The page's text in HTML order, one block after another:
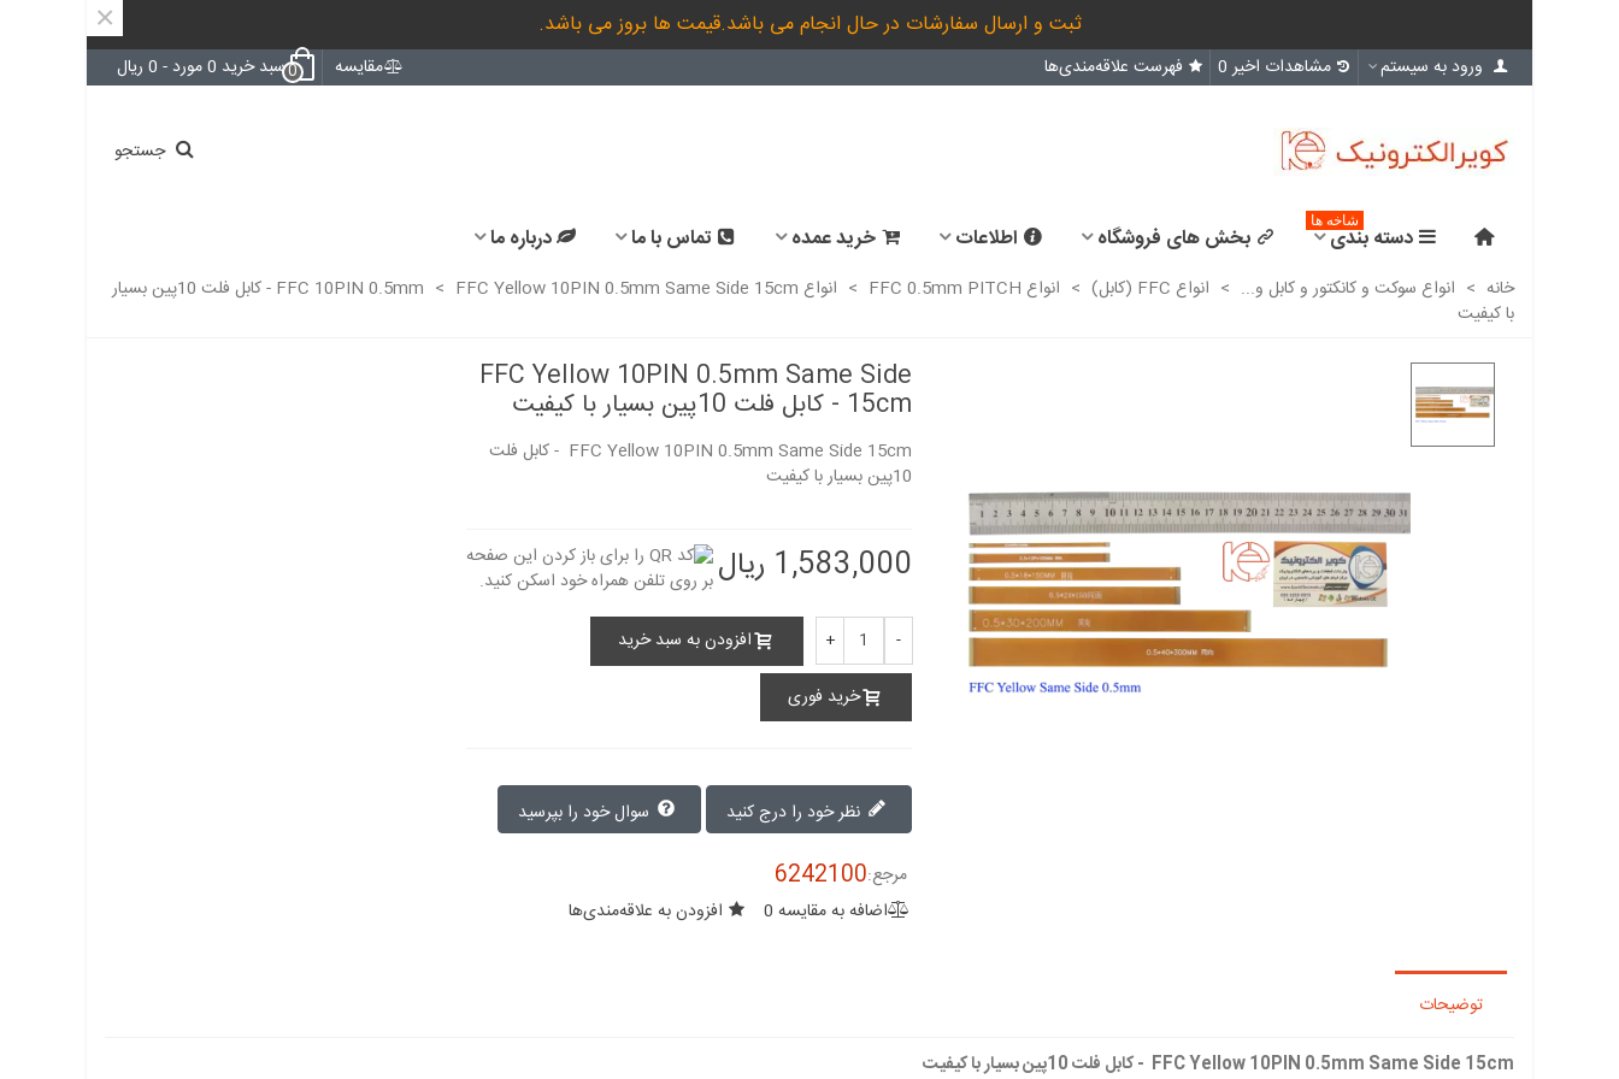
ثبت و ارسال سفارشات در حال انجام می باشد.قیمت ها بروز می باشد. ×
ورود به سیستم مشاهدات اخیر 0 فهرست علاقه‌مندی‌ها مقایسه 0سبد خرید 0مورد - 0 ریال
جستجو
دسته بندی
شاخه ها
بخش های فروشگاه اطلاعات خرید عمده تماس با ما درباره ما
خانه > انواع سوکت و کانکتور و کابل و... > انواع FFC (کابل) > انواع FFC 0.5mm PITCH > انواع FFC 10PIN 0.5mm >
FFC Yellow 10PIN 0.5mm Same Side 15cm - کابل فلت 10پین بسیار
با کیفیت
FFC Yellow 10PIN 0.5mm Same Side
15cm - کابل فلت 10پین بسیار با کیفیت
FFC Yellow 10PIN 0.5mm Same Side 15cm - کابل فلت
10پین بسیار با کیفیت
1,583,000 ریال
-
+
افزودن به سبد خرید
خرید فوری
مرجع:6242100
اضافه به مقایسه 0 افزودن به علاقه‌مندی‌ها
توضیحات
FFC Yellow 10PIN 0.5mm Same Side 15cm - کابل فلت 10پین بسیار با کیفیت